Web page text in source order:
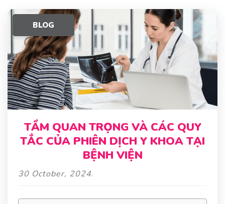
BLOG
TẦM QUAN TRỌNG VÀ CÁC QUY
TẮC CỦA PHIÊN DỊCH Y KHOA TẠI
BỆNH VIỆN
30 October, 2024.